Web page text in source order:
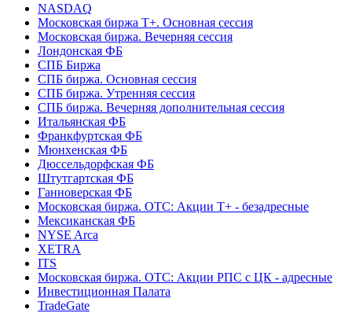
NASDAQ
Московская биржа Т+. Основная сессия
Московская биржа. Вечерняя сессия
Лондонская ФБ
СПБ Биржа
СПБ биржа. Основная сессия
СПБ биржа. Утренняя сессия
СПБ биржа. Вечерняя дополнительная сессия
Итальянская ФБ
Франкфуртская ФБ
Мюнхенская ФБ
Дюссельдорфская ФБ
Штутгартская ФБ
Ганноверская ФБ
Московская биржа. OTC: Акции T+ - безадресные
Мексиканская ФБ
NYSE Arca
XETRA
ITS
Московская биржа. OTC: Акции РПС с ЦК - адресные
Инвестиционная Палата
TradeGate